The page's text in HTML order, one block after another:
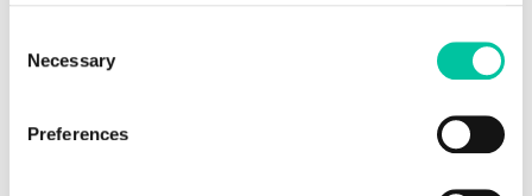
Selection
Necessary
Preferences